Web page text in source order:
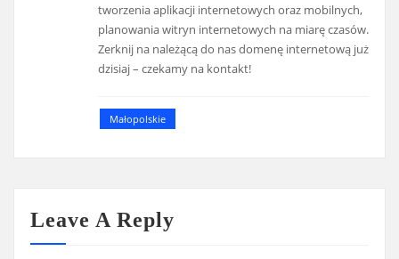
tworzenia aplikacji internetowych oraz mobilnych,
planowania witryn internetowych na miarę czasów.
Zerknij na należącą do nas domenę internetową już
dzisiaj – czekamy na kontakt!
Małopolskie
Leave A Reply